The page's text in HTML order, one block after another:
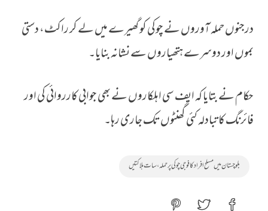
درجنوں حملہ آوروں نے چوکی کو گھیرے میں لے کر راکٹ، دستی
بموں اور دوسرے ہتھیاروں سے نشانہ بنایا۔
حکام نے بتایا کہ ایف سی اہلکاروں نے بھی جوابی کارروائی کی اور
فائرنگ کا تبادلہ کئی گھنٹوں تک جاری رہا۔
بلوچستان میں مسلح افراد کا فوجی چوکی پر حملہ، سات ہلاکتیں